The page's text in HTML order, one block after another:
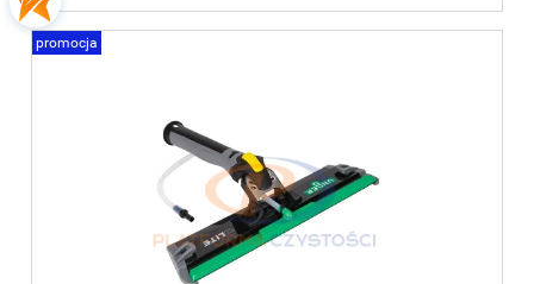
promocja